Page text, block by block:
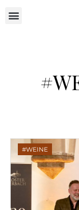
WEINE